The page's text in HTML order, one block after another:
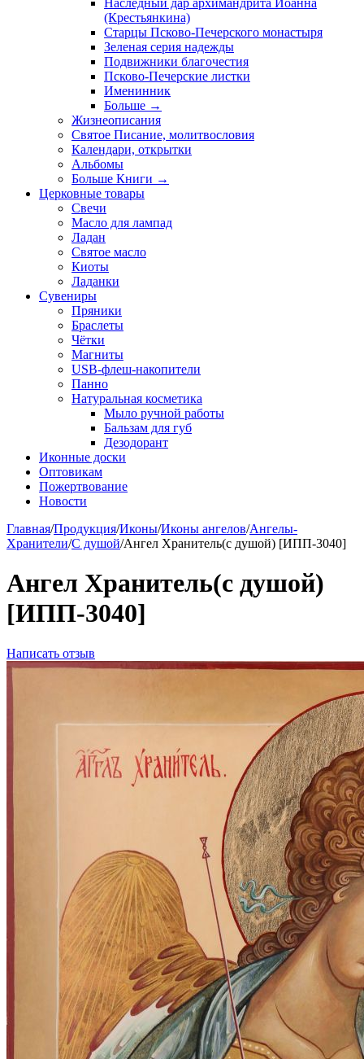
Наследный дар архимандрита Иоанна
(Крестьянкина)
Старцы Псково-Печерского монастыря
Зеленая серия надежды
Подвижники благочестия
Псково-Печерские листки
Именинник
Больше →
Жизнеописания
Святое Писание, молитвословия
Календари, открытки
Альбомы
Больше Книги →
Церковные товары
Свечи
Масло для лампад
Ладан
Святое масло
Киоты
Ладанки
Сувениры
Пряники
Браслеты
Чётки
Магниты
USB-флеш-накопители
Панно
Натуральная косметика
Мыло ручной работы
Бальзам для губ
Дезодорант
Иконные доски
Оптовикам
Пожертвование
Новости
Главная/Продукция/Иконы/Иконы ангелов/Ангелы-
Хранители/С душой/Ангел Хранитель(с душой) [ИПП-3040]
Ангел Хранитель(с душой)
[ИПП-3040]
Написать отзыв